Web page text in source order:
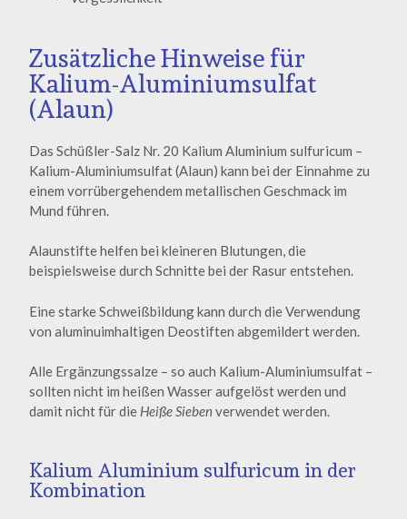
Zusätzliche Hinweise für
Kalium-Aluminiumsulfat
(Alaun)
Das Schüßler-Salz Nr. 20 Kalium Aluminium sulfuricum –
Kalium-Aluminiumsulfat (Alaun) kann bei der Einnahme zu
einem vorrübergehendem metallischen Geschmack im
Mund führen.
Alaunstifte helfen bei kleineren Blutungen, die
beispielsweise durch Schnitte bei der Rasur entstehen.
Eine starke Schweißbildung kann durch die Verwendung
von aluminuimhaltigen Deostiften abgemildert werden.
Alle Ergänzungssalze – so auch Kalium-Aluminiumsulfat –
sollten nicht im heißen Wasser aufgelöst werden und
damit nicht für die Heiße Siebenverwendet werden.
Kalium Aluminium sulfuricum in der
Kombination